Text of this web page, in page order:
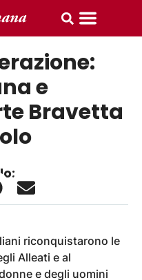
e
Bravetta
riconquistarono le
Alleati e al
e degli uomini